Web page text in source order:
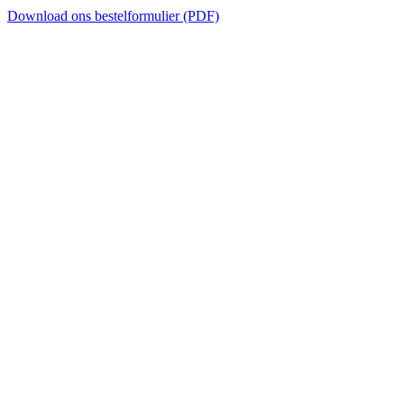
Download ons bestelformulier (PDF)